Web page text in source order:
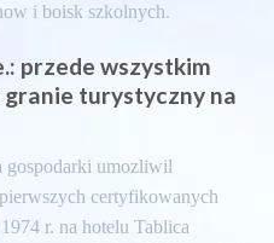
i boisk szkolnych.
przede wszystkim
turystyczny na
gospodarki umozliwil
certyfikowanych
r. na hotelu Tablica